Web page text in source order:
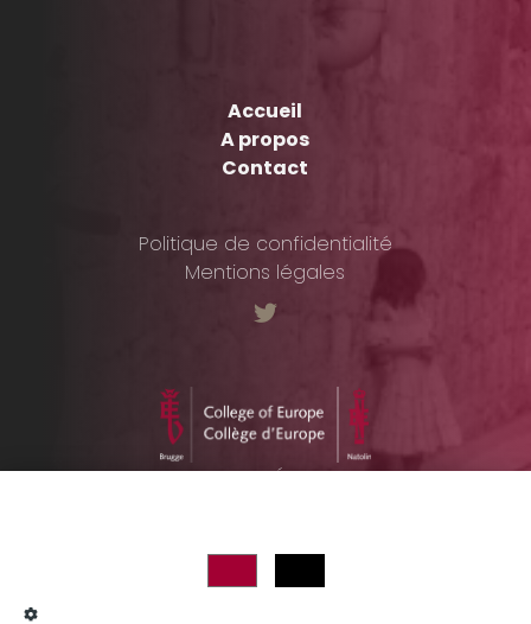
COMITÉ
© 2022, All rights reserved
Accueil
A propos
Contact
Politique de confidentialité
Mentions légales